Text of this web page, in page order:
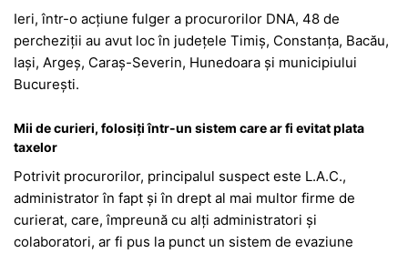
Ieri, într-o acțiune fulger a procurorilor DNA, 48 de
percheziții au avut loc în județele Timiș, Constanța, Bacău,
Iași, Argeș, Caraș-Severin, Hunedoara și municipiului
București.
Mii de curieri, folosiți într-un sistem care ar fi evitat plata
taxelor
Potrivit procurorilor, principalul suspect este L.A.C.,
administrator în fapt și în drept al mai multor firme de
curierat, care, împreună cu alți administratori și
colaboratori, ar fi pus la punct un sistem de evaziune